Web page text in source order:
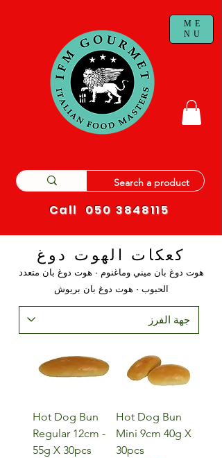
ME
NU
Call 050 3848115
كعكات الهوت دوغ
هوت دوغ بان ميني وماغنوم - هوت دوغ بان متعدد
الحبوب - هوت دوغ بان بريوش
Hot Dog Bun
Mini 9cm 40g X
30pcs
Hot Dog Bun
Regular 12cm -
55g X 30pcs